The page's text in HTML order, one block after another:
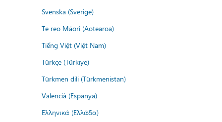
Svenska (Sverige)
Te reo Māori (Aotearoa)
Tiếng Việt (Việt Nam)
Türkçe (Türkiye)
Türkmen dili (Türkmenistan)
Valencià (Espanya)
Ελληνικά (Ελλάδα)